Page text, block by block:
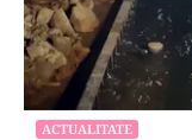
ACTUALITATE